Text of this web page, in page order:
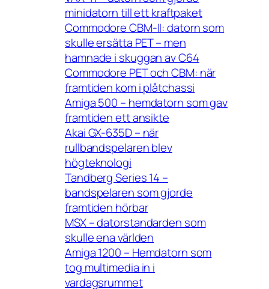
minidatorn till ett kraftpaket
Commodore CBM-II: datorn som
skulle ersätta PET – men
hamnade i skuggan av C64
Commodore PET och CBM: när
framtiden kom i plåtchassi
Amiga 500 – hemdatorn som gav
framtiden ett ansikte
Akai GX-635D – när
rullbandspelaren blev
högteknologi
Tandberg Series 14 –
bandspelaren som gjorde
framtiden hörbar
MSX – datorstandarden som
skulle ena världen
Amiga 1200 – Hemdatorn som
tog multimedia in i
vardagsrummet